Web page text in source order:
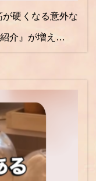
硬くなる意外な
介』が増え…